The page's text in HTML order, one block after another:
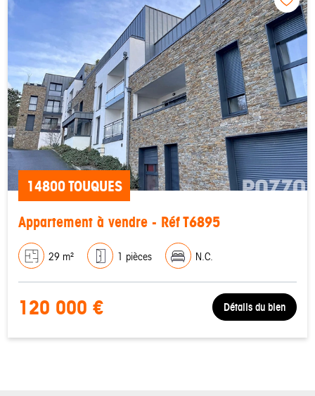
14800 TOUQUES
Appartement à vendre - Réf T6895
29 m² 1 pièces N.C.
120 000 € Détails du bien